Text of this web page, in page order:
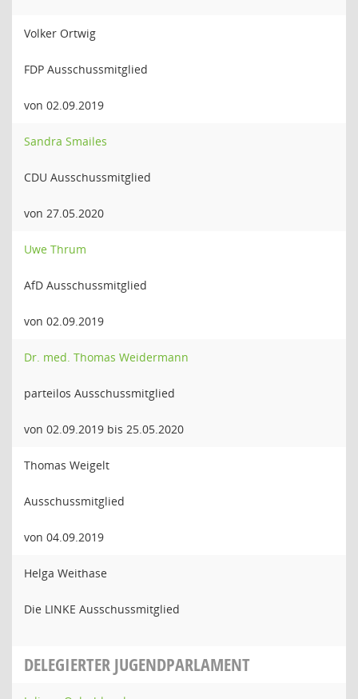
Volker Ortwig
FDP Ausschussmitglied
von 02.09.2019
Sandra Smailes
CDU Ausschussmitglied
von 27.05.2020
Uwe Thrum
AfD Ausschussmitglied
von 02.09.2019
Dr. med. Thomas Weidermann
parteilos Ausschussmitglied
von 02.09.2019 bis 25.05.2020
Thomas Weigelt
Ausschussmitglied
von 04.09.2019
Helga Weithase
Die LINKE Ausschussmitglied
DELEGIERTER JUGENDPARLAMENT